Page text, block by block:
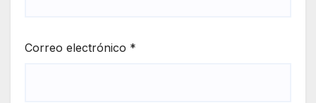
Correo electrónico *